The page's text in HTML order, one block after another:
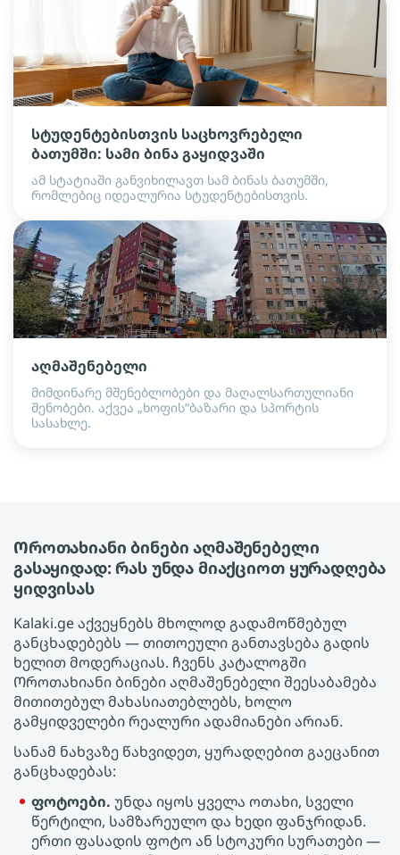
სტუდენტებისთვის საცხოვრებელი
ბათუმში: სამი ბინა გაყიდვაში
ამ სტატიაში განვიხილავთ სამ ბინას ბათუმში,
რომლებიც იდეალურია სტუდენტებისთვის.
აღმაშენებელი
მიმდინარე მშენებლობები და მაღალსართულიანი
შენობები. აქვეა „ხოფის“ბაზარი და სპორტის
სასახლე.
Ოროთახიანი ბინები აღმაშენებელი
გასაყიდად: რას უნდა მიაქციოთ ყურადღება
ყიდვისას
Kalaki.ge აქვეყნებს მხოლოდ გადამოწმებულ
განცხადებებს — თითოეული განთავსება გადის
ხელით მოდერაციას. ჩვენს კატალოგში
Ოროთახიანი ბინები აღმაშენებელი შეესაბამება
მითითებულ მახასიათებლებს, ხოლო
გამყიდველები რეალური ადამიანები არიან.
სანამ ნახვაზე წახვიდეთ, ყურადღებით გაეცანით
განცხადებას:
ფოტოები. უნდა იყოს ყველა ოთახი, სველი
წერტილი, სამზარეულო და ხედი ფანჯრიდან.
ერთი ფასადის ფოტო ან სტოკური სურათები —